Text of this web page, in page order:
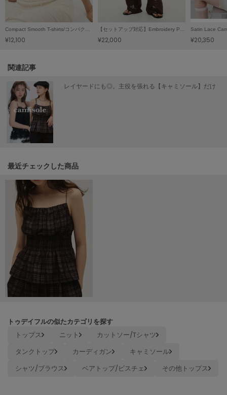
メイドオブオーガニクス
ミースロエ
miies miim
ミーエスミーム
Mila Owen
ミラオーウェン
MOIGE
MUCHA
ミュシャ
NEW Balance
ニューバランス
nezu
ネズ
NIKE
NOWNS
ナウンス
null.
Compact Smooth T-shirts/コンパクトスムースTシャツ
¥12,100
【セットアップ対応】Embroidery Patchwork Trousers/エンブロイダリーパッチワークトラウザーズ
¥22,000 ¥20,350
関連記事
レイヤードにも◎。主役を張れる【キャミソール】だけ
最近チェックした商品
トゥデイフルの似たカテゴリを探す
トップス ニット
カットソー/Tシャツ
タンクトップ
カーディガン
キャミソール
シャツ/ブラウス
ベアトップ/ビスチェ その他トップス